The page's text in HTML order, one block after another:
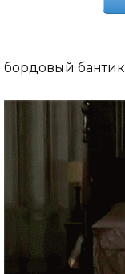
бордовый бантик